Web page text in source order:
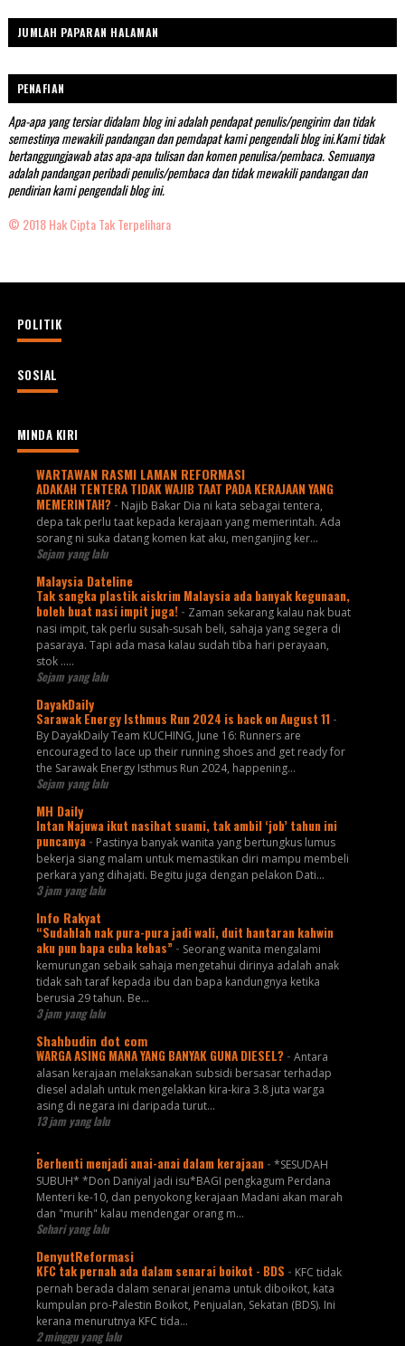
JUMLAH PAPARAN HALAMAN
PENAFIAN
Apa-apa yang tersiar didalam blog ini adalah pendapat penulis/pengirim dan tidak
semestinya mewakili pandangan dan pemdapat kami pengendali blog ini.Kami tidak
bertanggungjawab atas apa-apa tulisan dan komen penulisa/pembaca. Semuanya
adalah pandangan peribadi penulis/pembaca dan tidak mewakili pandangan dan
pendirian kami pengendali blog ini.
© 2018 Hak Cipta Tak Terpelihara
POLITIK
SOSIAL
MINDA KIRI
WARTAWAN RASMI LAMAN REFORMASI
ADAKAH TENTERA TIDAK WAJIB TAAT PADA KERAJAAN YANG
MEMERINTAH? - Najib Bakar Dia ni kata sebagai tentera,
depa tak perlu taat kepada kerajaan yang memerintah. Ada
sorang ni suka datang komen kat aku, menganjing ker...
Sejam yang lalu
Malaysia Dateline
Tak sangka plastik aiskrim Malaysia ada banyak kegunaan,
boleh buat nasi impit juga! - Zaman sekarang kalau nak buat
nasi impit, tak perlu susah-susah beli, sahaja yang segera di
pasaraya. Tapi ada masa kalau sudah tiba hari perayaan,
stok .....
Sejam yang lalu
DayakDaily
Sarawak Energy Isthmus Run 2024 is back on August 11 -
By DayakDaily Team KUCHING, June 16: Runners are
encouraged to lace up their running shoes and get ready for
the Sarawak Energy Isthmus Run 2024, happening...
Sejam yang lalu
MH Daily
Intan Najuwa ikut nasihat suami, tak ambil ‘job’ tahun ini
puncanya - Pastinya banyak wanita yang bertungkus lumus
bekerja siang malam untuk memastikan diri mampu membeli
perkara yang dihajati. Begitu juga dengan pelakon Dati...
3 jam yang lalu
Info Rakyat
“Sudahlah nak pura-pura jadi wali, duit hantaran kahwin
aku pun bapa cuba kebas” - Seorang wanita mengalami
kemurungan sebaik sahaja mengetahui dirinya adalah anak
tidak sah taraf kepada ibu dan bapa kandungnya ketika
berusia 29 tahun. Be...
3 jam yang lalu
Shahbudin dot com
WARGA ASING MANA YANG BANYAK GUNA DIESEL? - Antara
alasan kerajaan melaksanakan subsidi bersasar terhadap
diesel adalah untuk mengelakkan kira-kira 3.8 juta warga
asing di negara ini daripada turut...
13 jam yang lalu
.
Berhenti menjadi anai-anai dalam kerajaan - *SESUDAH
SUBUH* *Don Daniyal jadi isu*BAGI pengkagum Perdana
Menteri ke-10, dan penyokong kerajaan Madani akan marah
dan "murih" kalau mendengar orang m...
Sehari yang lalu
DenyutReformasi
KFC tak pernah ada dalam senarai boikot - BDS - KFC tidak
pernah berada dalam senarai jenama untuk diboikot, kata
kumpulan pro-Palestin Boikot, Penjualan, Sekatan (BDS). Ini
kerana menurutnya KFC tida...
2 minggu yang lalu